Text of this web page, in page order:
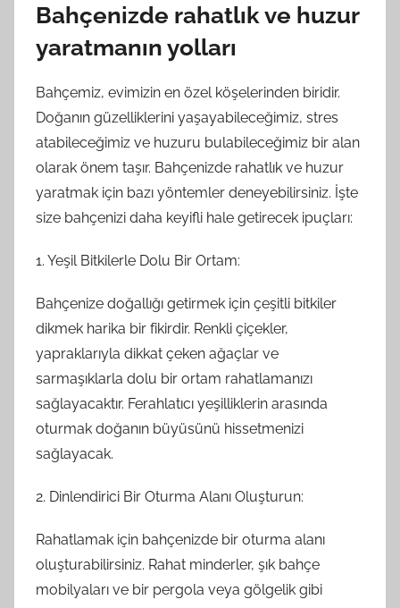
Bahçenizde rahatlık ve huzur
yaratmanın yolları
Bahçemiz, evimizin en özel köşelerinden biridir.
Doğanın güzelliklerini yaşayabileceğimiz, stres
atabileceğimiz ve huzuru bulabileceğimiz bir alan
olarak önem taşır. Bahçenizde rahatlık ve huzur
yaratmak için bazı yöntemler deneyebilirsiniz. İşte
size bahçenizi daha keyifli hale getirecek ipuçları:
1. Yeşil Bitkilerle Dolu Bir Ortam:
Bahçenize doğallığı getirmek için çeşitli bitkiler
dikmek harika bir fikirdir. Renkli çiçekler,
yapraklarıyla dikkat çeken ağaçlar ve
sarmaşıklarla dolu bir ortam rahatlamanızı
sağlayacaktır. Ferahlatıcı yeşilliklerin arasında
oturmak doğanın büyüsünü hissetmenizi
sağlayacak.
2. Dinlendirici Bir Oturma Alanı Oluşturun:
Rahatlamak için bahçenizde bir oturma alanı
oluşturabilirsiniz. Rahat minderler, şık bahçe
mobilyaları ve bir pergola veya gölgelik gibi